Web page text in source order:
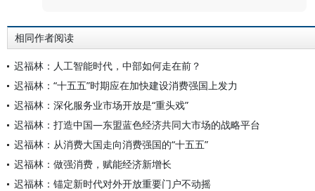
相同作者阅读
迟福林：人工智能时代，中部如何走在前？
迟福林：“十五五”时期应在加快建设消费强国上发力
迟福林：深化服务业市场开放是“重头戏”
迟福林：打造中国—东盟蓝色经济共同大市场的战略平台
迟福林：从消费大国走向消费强国的“十五五”
迟福林：做强消费，赋能经济新增长
迟福林：锚定新时代对外开放重要门户不动摇